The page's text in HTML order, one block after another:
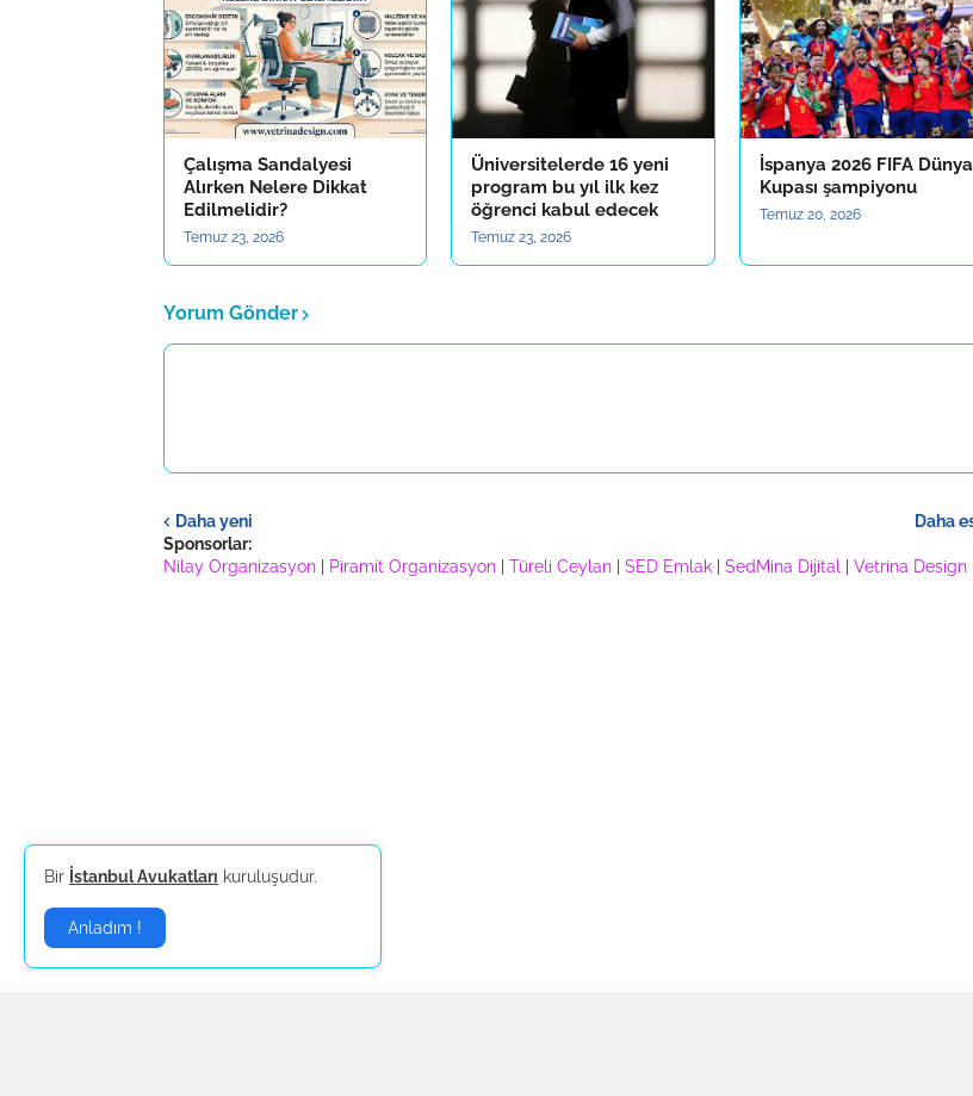
Çalışma Sandalyesi
Alırken Nelere Dikkat
Edilmelidir?
Temuz 23, 2026
Üniversitelerde 16 yeni
program bu yıl ilk kez
öğrenci kabul edecek
Temuz 23, 2026
İspanya 2026 FIFA Dünya
Kupası şampiyonu
Temuz 20, 2026
Yorum Gönder
Daha yeni
Daha
Sponsorlar:
Nilay Organizasyon
Piramit Organizasyon Türeli Ceylan SED Emlak SedMina Dijital Vetrina Design
Bir İstanbul Avukatları kuruluşudur.
Anladım !